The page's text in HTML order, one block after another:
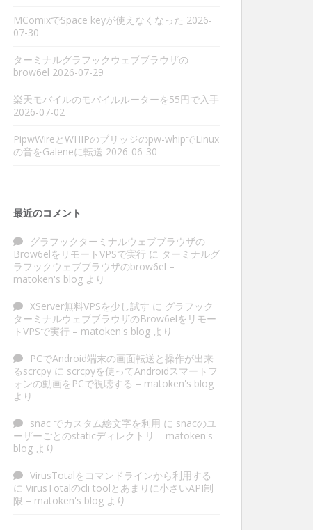
MComixでSpace keyが使えなくなった 2026-
07-30
ターミナルグラフックウェブブラウザの
brow6el 2026-07-29
楽天モバイルのモバイルルーターを55円で入手
2026-07-02
PipwWireとWHIPのブリッジのpw-whipでLinux
の音をGaleneに転送 2026-06-30
最近のコメント
グラフックターミナルウェブブラウザの
Brow6elをリモートVPSで実行 に ターミナルグ
ラフックウェブブラウザのbrow6el –
matoken's blog より
XServer無料VPSを少し試す に グラフック
ターミナルウェブブラウザのBrow6elをリモー
トVPSで実行 – matoken's blog より
PCでAndroid端末の画面転送と操作が出来
るscrcpy に scrcpyを使ってAndroidスマートフ
ォンの動画をPCで視聴する – matoken's blog
より
snac でカスタム絵文字を利用 に snacのユ
ーザーごとのstaticディレクトリ – matoken's
blog より
VirusTotalをコマンドラインから利用する
に VirusTotalのcli toolとあまりに小さいAPI制
限 – matoken's blog より